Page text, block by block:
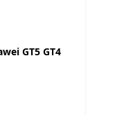
GT5 GT4